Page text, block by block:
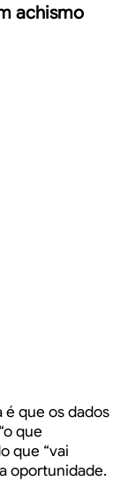
achismo
é que os dados
que
que “vai
oportunidade.